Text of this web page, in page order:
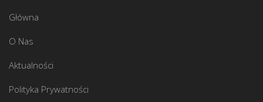
Główna
O Nas
Aktualności
Polityka Prywatności